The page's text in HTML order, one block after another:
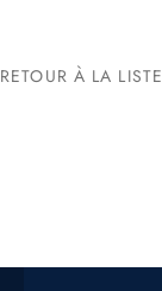
RETOUR À LA LISTE